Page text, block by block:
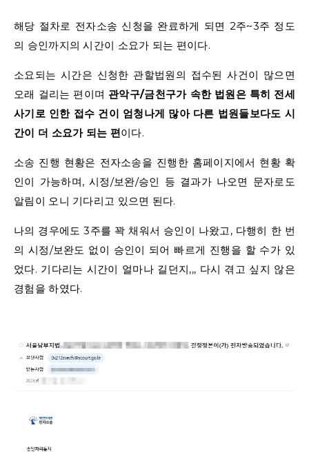
해당 절차로 전자소송 신청을 완료하게 되면 2주~3주 정도
의 승인까지의 시간이 소요가 되는 편이다.
소요되는 시간은 신청한 관할법원의 접수된 사건이 많으면
오래 걸리는 편이며 관악구/금천구가 속한 법원은 특히 전세
사기로 인한 접수 건이 엄청나게 많아 다른 법원들보다도 시
간이 더 소요가 되는 편이다.
소송 진행 현황은 전자소송을 진행한 홈페이지에서 현황 확
인이 가능하며, 시정/보완/승인 등 결과가 나오면 문자로도
알림이 오니 기다리고 있으면 된다.
나의 경우에도 3주를 꽉 채워서 승인이 나왔고, 다행히 한 번
의 시정/보완도 없이 승인이 되어 빠르게 진행을 할 수가 있
었다. 기다리는 시간이 얼마나 길던지,,, 다시 겪고 싶지 않은
경험을 하였다.